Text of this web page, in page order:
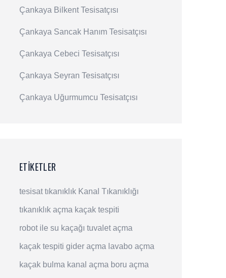
Çankaya Bilkent Tesisatçısı
Çankaya Sancak Hanım Tesisatçısı
Çankaya Cebeci Tesisatçısı
Çankaya Seyran Tesisatçısı
Çankaya Uğurmumcu Tesisatçısı
ETIKETLER
tesisat tıkanıklık Kanal Tıkanıklığı
tıkanıklık açma kaçak tespiti
robot ile su kaçağı tuvalet açma
kaçak tespiti gider açma lavabo açma
kaçak bulma kanal açma boru açma